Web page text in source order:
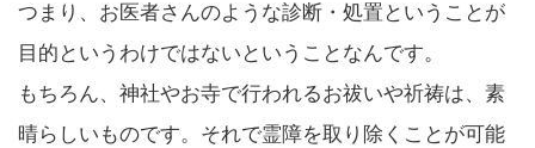
つまり、お医者さんのような診断・処置ということが
目的というわけではないということなんです。
もちろん、神社やお寺で行われるお祓いや祈祷は、素
晴らしいものです。それで霊障を取り除くことが可能